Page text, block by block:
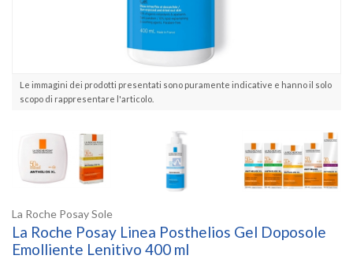
Le immagini dei prodotti presentati sono puramente indicative e hanno il solo
scopo di rappresentare l'articolo.
La Roche Posay Sole
La Roche Posay Linea Posthelios Gel Doposole
Emolliente Lenitivo 400 ml